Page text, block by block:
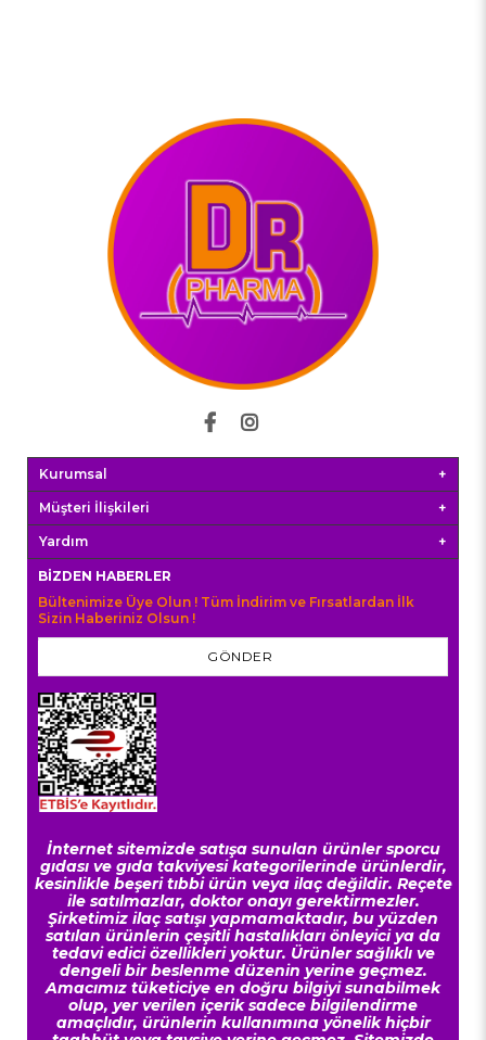
Kurumsal
Müşteri İlişkileri
Yardım
BIZDEN HABERLER
Bültenimize Üye Olun ! Tüm İndirim ve Fırsatlardan İlk
Sizin Haberiniz Olsun !
GÖNDER
İnternet sitemizde satışa sunulan ürünler sporcu
gıdası ve gıda takviyesi kategorilerinde ürünlerdir,
kesinlikle beşeri tıbbi ürün veya ilaç değildir. Reçete
ile satılmazlar, doktor onayı gerektirmezler.
Şirketimiz ilaç satışı yapmamaktadır, bu yüzden
satılan ürünlerin çeşitli hastalıkları önleyici ya da
tedavi edici özellikleri yoktur. Ürünler sağlıklı ve
dengeli bir beslenme düzenin yerine geçmez.
Amacımız tüketiciye en doğru bilgiyi sunabilmek
olup, yer verilen içerik sadece bilgilendirme
amaçlıdır, ürünlerin kullanımına yönelik hiçbir